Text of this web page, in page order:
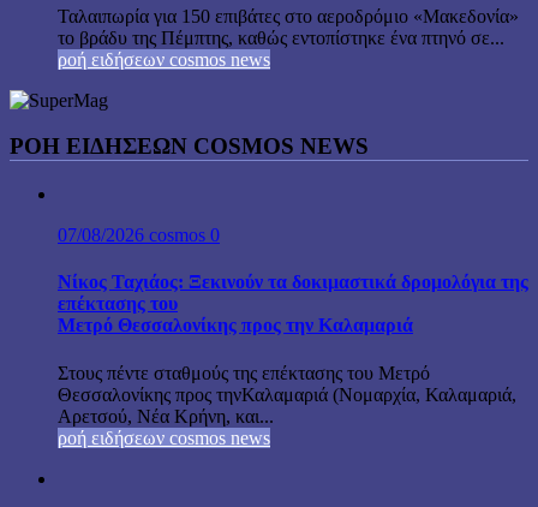
Ταλαιπωρία για 150 επιβάτες στο αεροδρόμιο «Μακεδονία»
το βράδυ της Πέμπτης, καθώς εντοπίστηκε ένα πτηνό σε...
ροή ειδήσεων cosmos news
ΡΟΉ ΕΙΔΉΣΕΩΝ COSMOS NEWS
07/08/2026 cosmos 0
Νίκος Ταχιάος: Ξεκινούν τα δοκιμαστικά δρομολόγια της
επέκτασης του
Μετρό Θεσσαλονίκης προς την Καλαμαριά
Στους πέντε σταθμούς της επέκτασης του Μετρό
Θεσσαλονίκης προς τηνΚαλαμαριά (Νομαρχία, Καλαμαριά,
Αρετσού, Νέα Κρήνη, και...
ροή ειδήσεων cosmos news